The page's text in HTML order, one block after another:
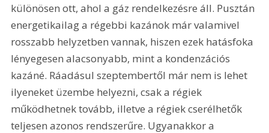
különösen ott, ahol a gáz rendelkezésre áll. Pusztán
energetikailag a régebbi kazánok már valamivel
rosszabb helyzetben vannak, hiszen ezek hatásfoka
lényegesen alacsonyabb, mint a kondenzációs
kazáné. Ráadásul szeptembertől már nem is lehet
ilyeneket üzembe helyezni, csak a régiek
működhetnek tovább, illetve a régiek cserélhetők
teljesen azonos rendszerűre. Ugyanakkor a